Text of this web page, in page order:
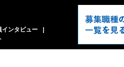
インタビュー